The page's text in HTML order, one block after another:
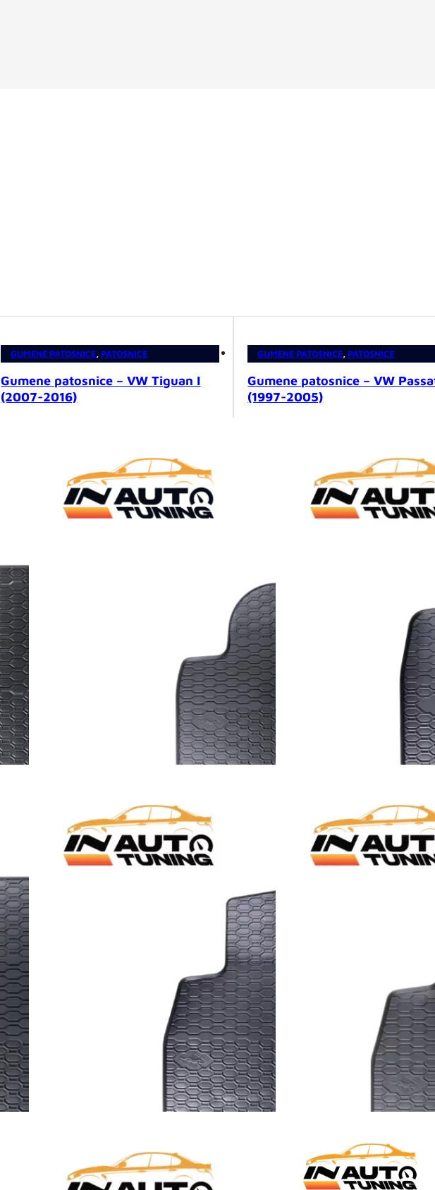
GUMENE PATOSNICE, PATOSNICE
Gumene patosnice – VW Tiguan I
(2007-2016)
59,00
Dodaj u korpu
GUMENE PATOSNICE, PATOSNICE
Gumene patosnice – VW
(1997-2005)
59,00
Pročitaj više
GUMENE PATOSNICE
Gumene patosnice – Škoda Octavia
III/IV (2013-2025)
59,00
Dodaj u korpu
GUMENE PATOSNICE
Gumene patosnice – VW Golf
VII/VIII (2012-2025)
59,00
Dodaj u korpu
GUMENE PATOSNICE
Gumene patosnice – VW Passat B8
(2014-2023)
GUMENE PATOSNICE PATOSNICE
Gumene patosnice – VW
(2016-2024)